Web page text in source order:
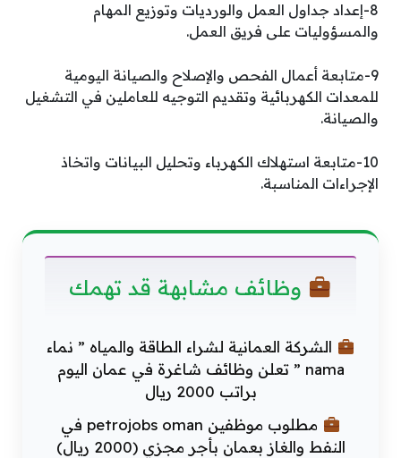
8-إعداد جداول العمل والورديات وتوزيع المهام
والمسؤوليات على فريق العمل.
9-متابعة أعمال الفحص والإصلاح والصيانة اليومية
للمعدات الكهربائية وتقديم التوجيه للعاملين في التشغيل
والصيانة.
10-متابعة استهلاك الكهرباء وتحليل البيانات واتخاذ
الإجراءات المناسبة.
وظائف مشابهة قد تهمك
الشركة العمانية لشراء الطاقة والمياه ” نماء
nama ” تعلن وظائف شاغرة في عمان اليوم
براتب 2000 ريال
مطلوب موظفين petrojobs oman في
النفط والغاز بعمان بأجر مجزي (2000 ريال)